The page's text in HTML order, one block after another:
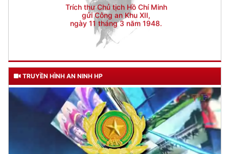
TRUYỀN HÌNH AN NINH HP